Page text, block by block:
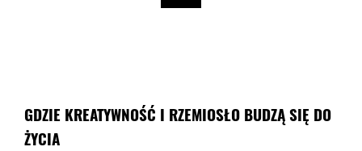
GDZIE KREATYWNOŚĆ I RZEMIOSŁO BUDZĄ SIĘ DO
ŻYCIA